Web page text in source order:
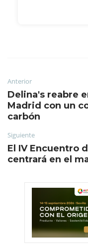
Anterior
Delina's reabre
Madrid con un
carbón
Siguiente
El IV Encuentro
centrará en el